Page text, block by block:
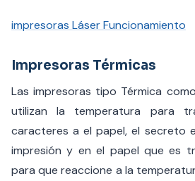
impresoras Láser Funcionamiento
Impresoras Térmicas
Las impresoras tipo Térmica
utilizan la temperatura para
caracteres a el papel, el secreto
impresión y en el papel que es
para que reaccione a la